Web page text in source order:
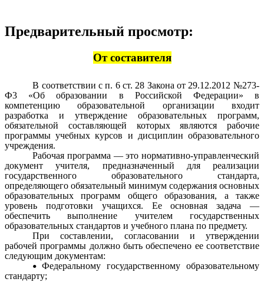
Предварительный просмотр:
От составителя
В соответствии с п. 6 ст. 28 Закона от 29.12.2012 №273-
Ф3 «Об образовании в Российской Федерации» в
компетенцию образовательной организации входит
разработка и утверждение образовательных программ,
обязательной составляющей которых являются рабочие
программы учебных курсов и дисциплин образовательного
учреждения.
Рабочая программа — это нормативно-управленческий
документ учителя, предназначенный для реализации
государственного образовательного стандарта,
определяющего обязательный минимум содержания основных
образовательных программ общего образования, а также
уровень подготовки учащихся. Ее основная задача —
обеспечить выполнение учителем государственных
образовательных стандартов и учебного плана по предмету.
При составлении, согласовании и утверждении
рабочей программы должно быть обеспечено ее соответствие
следующим документам:
Федеральному государственному образовательному
стандарту;